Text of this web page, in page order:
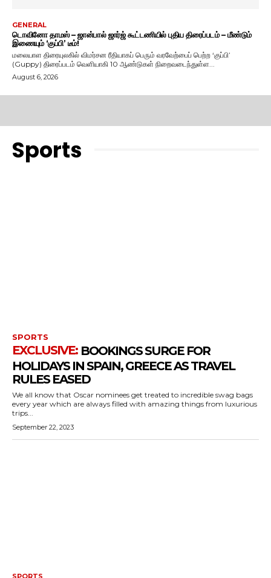
GENERAL
டொவினோ தாமஸ் – ஜான்பால் ஜார்ஜ் கூட்டணியில் புதிய திரைப்படம் – மீண்டும்
இணையும் ‘குப்பி’ டீம்!
மலையாள திரையுலகில் விமர்சன ரீதியாகப் பெரும் வரவேற்பைப் பெற்ற ‘குப்பி’
(Guppy) திரைப்படம் வெளியாகி 10 ஆண்டுகள் நிறைவடைந்துள்ள...
August 6, 2026
Sports
SPORTS
BOOKINGS SURGE FOR
HOLIDAYS IN SPAIN, GREECE AS TRAVEL
RULES EASED
We all know that Oscar nominees get treated to incredible swag bags
every year which are always filled with amazing things from luxurious
trips...
September 22, 2023
SPORTS